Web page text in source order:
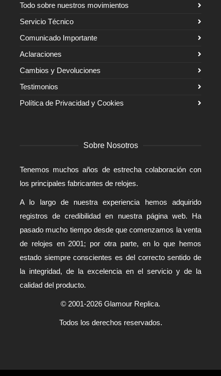
Todo sobre nuestros movimientos
Servicio Técnico
Comunicado Importante
Aclaraciones
Cambios y Devoluciones
Testimonios
Política de Privacidad y Cookies
Sobre Nosotros
Tenemos muchos años de estrecha colaboración con
los principales fabricantes de relojes.
A lo largo de nuestra experiencia hemos adquirido
registros de credibilidad en nuestra página web. Ha
pasado mucho tiempo desde que comenzamos la venta
de relojes en 2001; por otra parte, en lo que hemos
estado siempre conscientes es del correcto sentido de
la integridad, de la excelencia en el servicio y de la
calidad del producto.
© 2001-2026 Glamour Replica.
Todos los derechos reservados.